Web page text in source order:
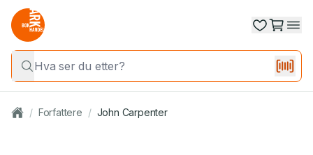
/ Forfattere / John Carpenter